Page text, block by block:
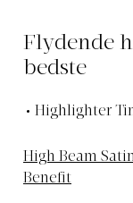
Flydende
bedste
Highlighter
High Beam
Benefit